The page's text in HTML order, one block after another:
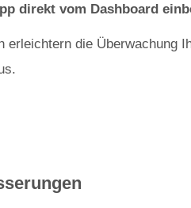
direkt vom Dashboard
erleichtern die Überwachung